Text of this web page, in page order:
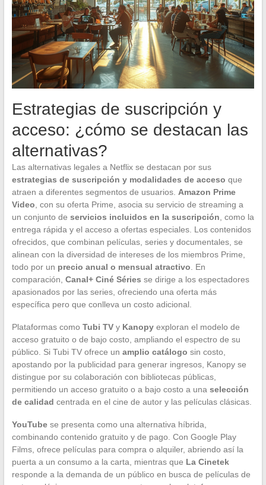
Estrategias de suscripción y
acceso: ¿cómo se destacan las
alternativas?
Las alternativas legales a Netflix se destacan por sus
estrategias de suscripción y modalidades de acceso que
atraen a diferentes segmentos de usuarios. Amazon Prime
Video , con su oferta Prime, asocia su servicio de streaming a
un conjunto de servicios incluidos en la suscripción , como la
entrega rápida y el acceso a ofertas especiales. Los contenidos
ofrecidos, que combinan películas, series y documentales, se
alinean con la diversidad de intereses de los miembros Prime,
todo por un precio anual o mensual atractivo . En
comparación, Canal+ Ciné Séries se dirige a los espectadores
apasionados por las series, ofreciendo una oferta más
específica pero que conlleva un costo adicional.
Plataformas como Tubi TVy Kanopyexploran el modelo de
acceso gratuito o de bajo costo, ampliando el espectro de su
público. Si Tubi TV ofrece un amplio catálogo sin costo,
apostando por la publicidad para generar ingresos, Kanopy se
distingue por su colaboración con bibliotecas públicas,
permitiendo un acceso gratuito o a bajo costo a una selección
de calidad centrada en el cine de autor y las películas clásicas.
YouTubese presenta como una alternativa híbrida,
combinando contenido gratuito y de pago. Con Google Play
Films, ofrece películas para compra o alquiler, abriendo así la
puerta a un consumo a la carta, mientras que La Cinetek
responde a la demanda de un público en busca de películas de